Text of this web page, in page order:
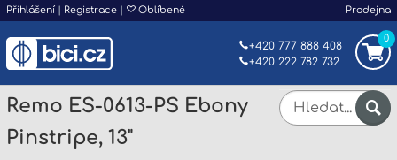
Přihlášení | Registrace | Oblíbené Prodejna
0
+420 777 888 408
+420 222 782 732
Remo ES-0613-PS Ebony
Pinstripe, 13"